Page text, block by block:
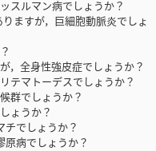
スルマン病でしょうか？
ますが，巨細胞動脈炎でしょ
，全身性強皮症でしょうか？
テマトーデスでしょうか？
群でしょうか？
ょうか？
チでしょうか？
原病でしょうか？